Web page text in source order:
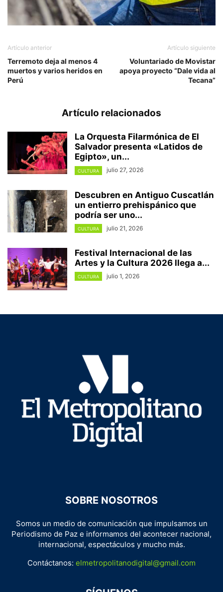
Artículo anterior
Terremoto deja al menos 4
muertos y varios heridos en
Perú
Artículo siguiente
Voluntariado de Movistar
apoya proyecto “Dale vida al
Tecana”
Artículo relacionados
La Orquesta Filarmónica de El
Salvador presenta «Latidos de
Egipto», un...
CULTURA julio 27, 2026
Descubren en Antiguo Cuscatlán
un entierro prehispánico que
podría ser uno...
CULTURA julio 21, 2026
Festival Internacional de las
Artes y la Cultura 2026 llega a...
CULTURA julio 1, 2026
SOBRE NOSOTROS
Somos un medio de comunicación que impulsamos un
Periodismo de Paz e informamos del acontecer nacional,
internacional, espectáculos y mucho más.
Contáctanos: elmetropolitanodigital@gmail.com